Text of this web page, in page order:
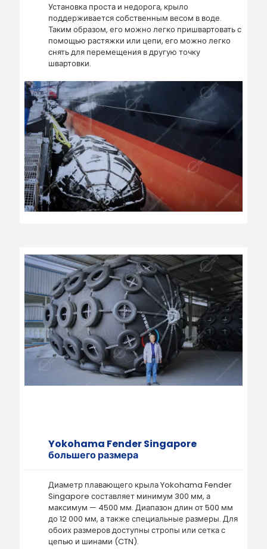
Установка проста и недорога, крыло
поддерживается собственным весом в воде.
Таким образом, его можно легко пришвартовать с
помощью растяжки или цепи, его можно легко
снять для перемещения в другую точку
швартовки.
Yokohama Fender Singapore
большего размера
Диаметр плавающего крыла Yokohama Fender
Singapore составляет минимум 300 мм, а
максимум — 4500 мм. Диапазон длин от 500 мм
до 12 000 мм, а также специальные размеры. Для
обоих размеров доступны стропы или сетка с
цепью и шинами (CTN).